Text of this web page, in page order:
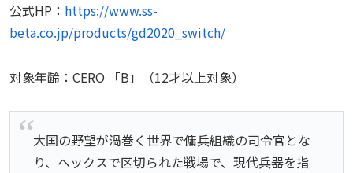
公式HP： https://www.ss-
beta.co.jp/products/gd2020_switch/
対象年齢：CERO 「B」（12才以上対象）
大国の野望が渦巻く世界で傭兵組織の司令官とな
り、ヘックスで区切られた戦場で、現代兵器を指